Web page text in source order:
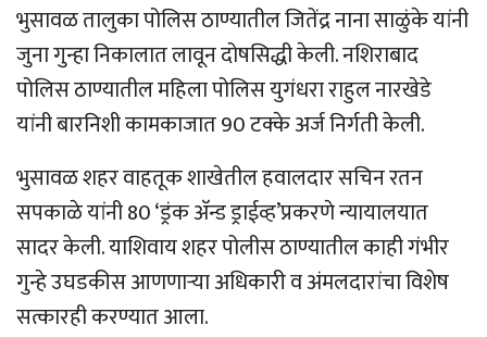
भुसावळ तालुका पोलिस ठाण्यातील जितेंद्र नाना साळुंके यांनी
जुना गुन्हा निकालात लावून दोषसिद्धी केली. नशिराबाद
पोलिस ठाण्यातील महिला पोलिस युगंधरा राहुल नारखेडे
यांनी बारनिशी कामकाजात 90 टक्के अर्ज निर्गती केली.
भुसावळ शहर वाहतूक शाखेतील हवालदार सचिन रतन
सपकाळे यांनी 80 ‘ड्रंक अ‍ॅन्ड ड्राईव्ह’प्रकरणे न्यायालयात
सादर केली. याशिवाय शहर पोलीस ठाण्यातील काही गंभीर
गुन्हे उघडकीस आणणार्‍या अधिकारी व अंमलदारांचा विशेष
सत्कारही करण्यात आला.